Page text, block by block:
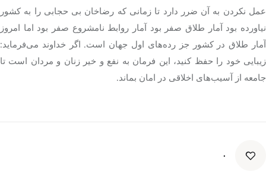
عمل نکردن به آن ضرر دارد تا زمانی که رضاخان بی حجابی را به کشور
نیاورده بود آمار طلاق صفر بود آمار روابط نامشروع صفر بود اما امروز
آمار طلاق در کشور جز رده‌های اول جهان است. اگر خداوند می‌فرماید:
زیبایی خود را حفظ کنید، این فرمان به نفع و خیر زنان و مردان است تا
جامعه از آسیب‌های اخلاقی در امان بماند.
۰